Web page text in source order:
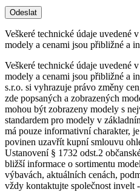
Odeslat
Veškeré technické údaje uvedené
modely a cenami jsou přibližné a
Veškeré technické údaje uvedené
modely a cenami jsou přibližné a
s.r.o. si vyhrazuje právo změny
zde popsaných a zobrazených
mohou být zobrazeny modely s
standardem pro modely v
má pouze informativní charakter,
povinen uzavřít kupní smlouvu
Ustanovení § 1732 odst.2
bližší informace o sortimentu
výbavách, aktuálních cenách,
vždy kontaktujte společnost invelt